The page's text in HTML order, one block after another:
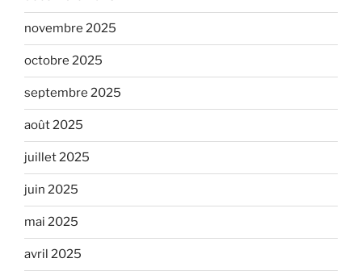
novembre 2025
octobre 2025
septembre 2025
août 2025
juillet 2025
juin 2025
mai 2025
avril 2025